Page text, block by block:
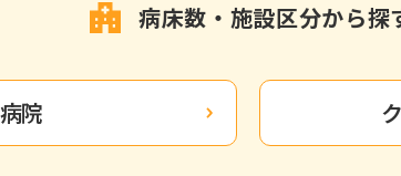
病床数・施設区分から探
病院